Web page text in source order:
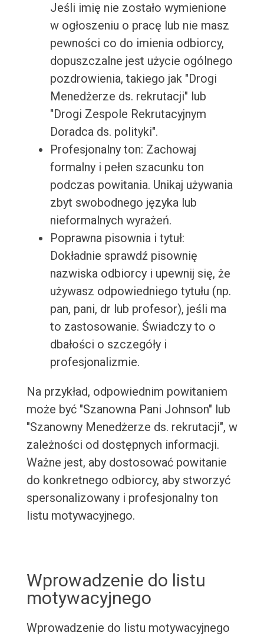
Jeśli imię nie zostało wymienione
w ogłoszeniu o pracę lub nie masz
pewności co do imienia odbiorcy,
dopuszczalne jest użycie ogólnego
pozdrowienia, takiego jak "Drogi
Menedżerze ds. rekrutacji" lub
"Drogi Zespole Rekrutacyjnym
Doradca ds. polityki".
Profesjonalny ton: Zachowaj
formalny i pełen szacunku ton
podczas powitania. Unikaj używania
zbyt swobodnego języka lub
nieformalnych wyrażeń.
Poprawna pisownia i tytuł:
Dokładnie sprawdź pisownię
nazwiska odbiorcy i upewnij się, że
używasz odpowiedniego tytułu (np.
pan, pani, dr lub profesor), jeśli ma
to zastosowanie. Świadczy to o
dbałości o szczegóły i
profesjonalizmie.
Na przykład, odpowiednim powitaniem
może być "Szanowna Pani Johnson" lub
"Szanowny Menedżerze ds. rekrutacji", w
zależności od dostępnych informacji.
Ważne jest, aby dostosować powitanie
do konkretnego odbiorcy, aby stworzyć
spersonalizowany i profesjonalny ton
listu motywacyjnego.
Wprowadzenie do listu
motywacyjnego
Wprowadzenie do listu motywacyjnego